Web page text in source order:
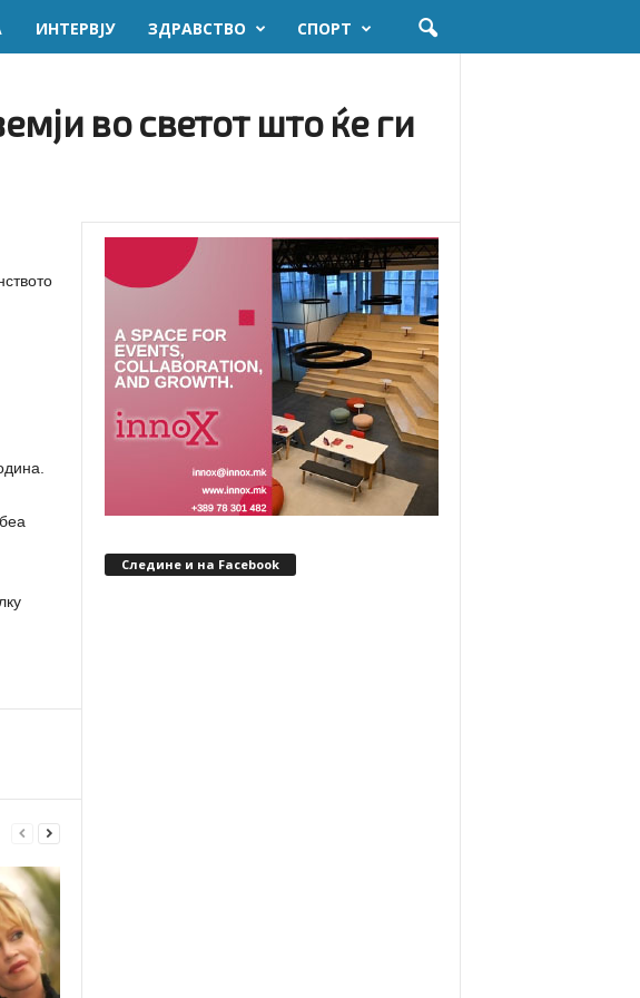
ИНТЕРВЈУ ЗДРАВСТВО СПОРТ
во светот што ќе ги
Следине и на Facebook